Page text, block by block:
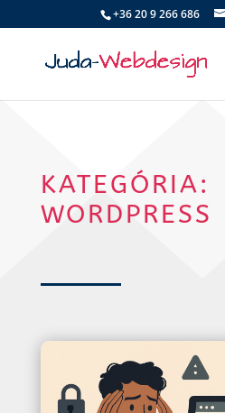
+36 20 9 266 686
KATEGÓRIA:
WORDPRESS